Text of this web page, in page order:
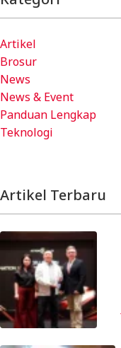
Artikel
Brosur
News
News & Event
Panduan Lengkap
Teknologi
Artikel Terbaru